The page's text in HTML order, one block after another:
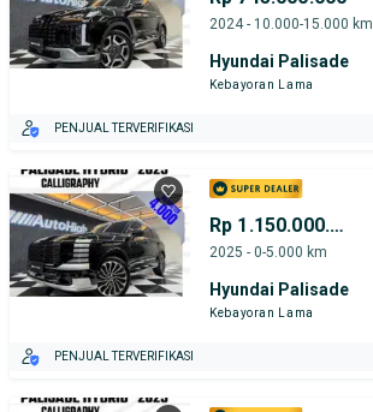
2024 - 10.000-15.000 km
Hyundai Palisade
Kebayoran Lama
PENJUAL TERVERIFIKASI
Rp 1.150.000.000
2025 - 0-5.000 km
Hyundai Palisade
Kebayoran Lama
PENJUAL TERVERIFIKASI